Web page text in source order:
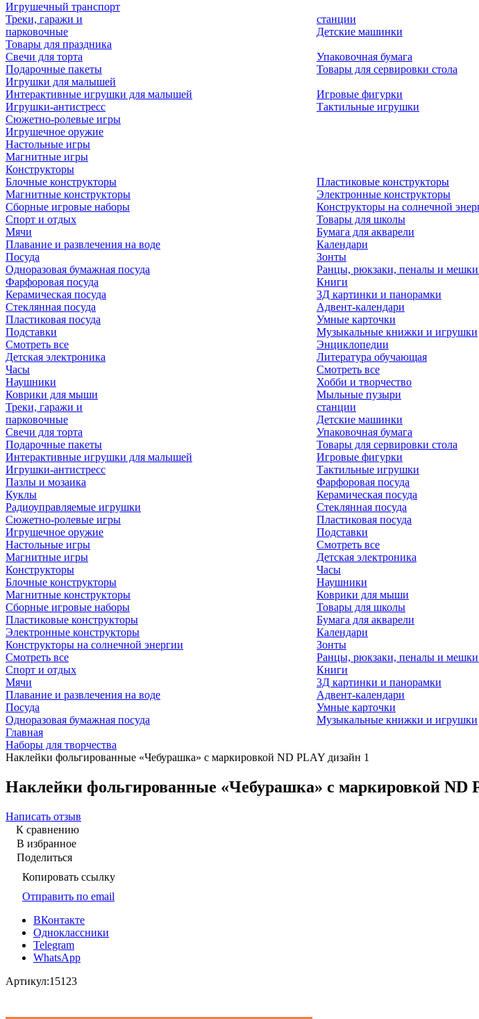
Игрушечный транспорт
Треки, гаражи и
парковочные
станции
Детские машинки
Товары для праздника
Свечи для торта
Подарочные пакеты
Упаковочная бумага
Товары для сервировки стола
Игрушки для малышей
Интерактивные игрушки для малышей
Игрушки-антистресс
Игровые фигурки
Тактильные игрушки
Сюжетно-ролевые игры
Игрушечное оружие
Настольные игры
Магнитные игры
Конструкторы
Блочные конструкторы
Магнитные конструкторы
Сборные игровые наборы
Пластиковые конструкторы
Электронные конструкторы
Конструкторы на солнечной
Спорт и отдых
Мячи
Плавание и развлечения на воде
Посуда
Одноразовая бумажная посуда
Фарфоровая посуда
Керамическая посуда
Стеклянная посуда
Пластиковая посуда
Подставки
Смотреть все
Детская электроника
Часы
Наушники
Коврики для мыши
Товары для школы
Бумага для акварели
Календари
Зонты
Ранцы, рюкзаки, пеналы и мешки
Книги
3Д картинки и панорамки
Адвент-календари
Умные карточки
Музыкальные книжки и игрушки
Энциклопедии
Литература обучающая
Смотреть все
Хобби и творчество
Мыльные пузыри
Треки, гаражи и
парковочные
станции
Детские машинки
Свечи для торта
Подарочные пакеты
Упаковочная бумага
Товары для сервировки стола
Интерактивные игрушки для малышей
Игрушки-антистресс
Игровые фигурки
Тактильные игрушки
Пазлы и мозаика
Куклы
Радиоуправляемые игрушки
Сюжетно-ролевые игры
Игрушечное оружие
Настольные игры
Магнитные игры
Конструкторы
Блочные конструкторы
Магнитные конструкторы
Сборные игровые наборы
Пластиковые конструкторы
Электронные конструкторы
Конструкторы на солнечной энергии
Смотреть все
Спорт и отдых
Мячи
Плавание и развлечения на воде
Посуда
Одноразовая бумажная посуда
Фарфоровая посуда
Керамическая посуда
Стеклянная посуда
Пластиковая посуда
Подставки
Смотреть все
Детская электроника
Часы
Наушники
Коврики для мыши
Товары для школы
Бумага для акварели
Календари
Зонты
Ранцы, рюкзаки, пеналы и мешки
Книги
3Д картинки и панорамки
Адвент-календари
Умные карточки
Музыкальные книжки и игрушки
Главная
Наборы для творчества
Наклейки фольгированные «Чебурашка» с маркировкой ND PLAY дизайн 1
Наклейки фольгированные «Чебурашка» с маркировкой ND
Написать отзыв
К сравнению
В избранное
Поделиться
Копировать ссылку
Отправить по email
ВКонтакте
Одноклассники
Telegram
WhatsApp
Артикул:15123